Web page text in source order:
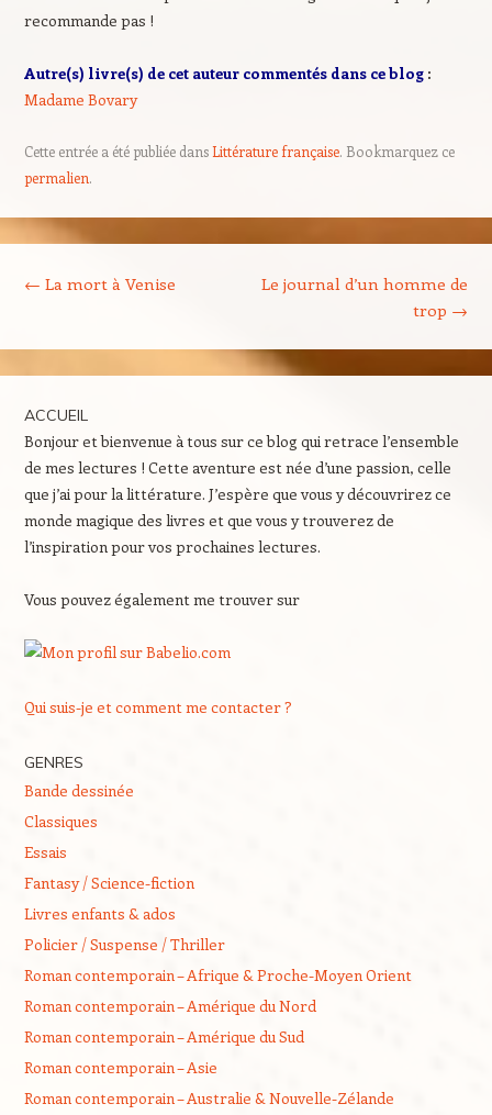
recommande pas !
Autre(s) livre(s) de cet auteur commentés dans ce blog:
Madame Bovary
Cette entrée a été publiée dansLittérature française. Bookmarquez ce
permalien.
← La mort à Venise
Le journal d’un homme de
trop →
ACCUEIL
Bonjour et bienvenue à tous sur ce blog qui retrace l’ensemble
de mes lectures ! Cette aventure est née d’une passion, celle
que j’ai pour la littérature. J’espère que vous y découvrirez ce
monde magique des livres et que vous y trouverez de
l’inspiration pour vos prochaines lectures.
Vous pouvez également me trouver sur
Qui suis-je et comment me contacter ?
GENRES
Bande dessinée
Classiques
Essais
Fantasy / Science-fiction
Livres enfants & ados
Policier / Suspense / Thriller
Roman contemporain – Afrique & Proche-Moyen Orient
Roman contemporain – Amérique du Nord
Roman contemporain – Amérique du Sud
Roman contemporain – Asie
Roman contemporain – Australie & Nouvelle-Zélande